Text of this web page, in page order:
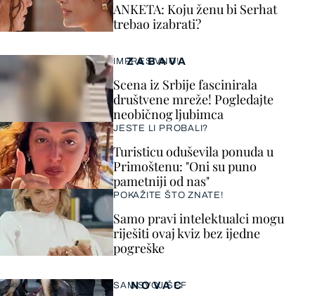
ZABAVA
IMPRESIVNO!
Scena iz Srbije fascinirala
društvene mreže! Pogledajte
neobičnog ljubimca
JESTE LI PROBALI?
Turisticu oduševila ponuda u
Primoštenu: "Oni su puno
pametniji od nas"
POKAŽITE ŠTO ZNATE!
Samo pravi intelektualci mogu
riješiti ovaj kviz bez ijedne
pogreške
ANKETA: Koju ženu bi Serhat
trebao izabrati?
NOVAC
SAM SVOJ ŠEF